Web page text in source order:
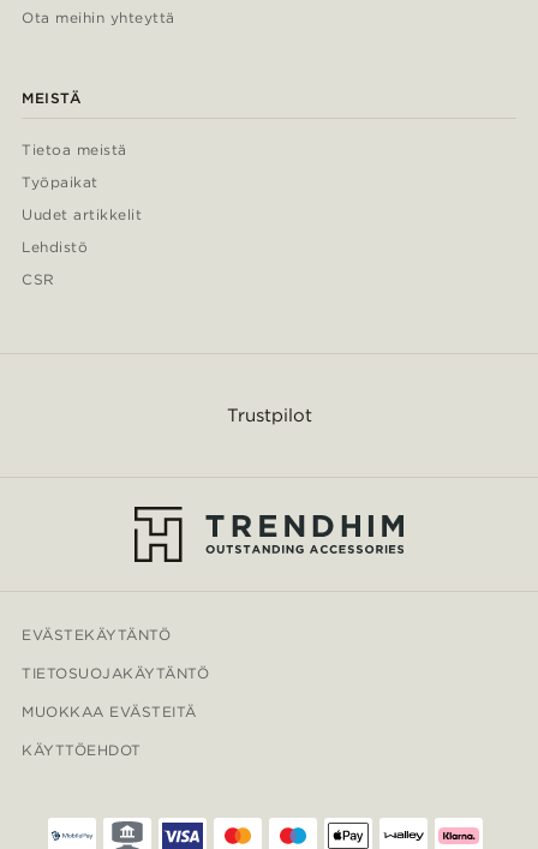
Ota meihin yhteyttä
MEISTÄ
Tietoa meistä
Työpaikat
Uudet artikkelit
Lehdistö
CSR
Trustpilot
EVÄSTEKÄYTÄNTÖ
TIETOSUOJAKÄYTÄNTÖ
MUOKKAA EVÄSTEITÄ
KÄYTTÖEHDOT